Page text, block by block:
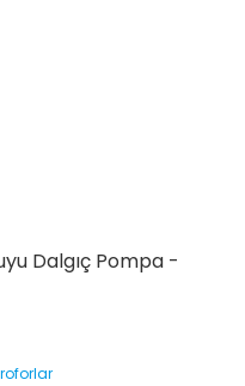
Dalgıç Pompa -